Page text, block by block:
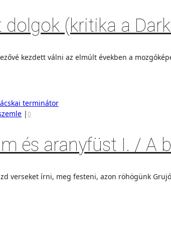
dolgok (kritika a
kezdett válni az elmúlt években a
|0
és aranyfüst I. / A
írni, meg festeni, azon röhögünk